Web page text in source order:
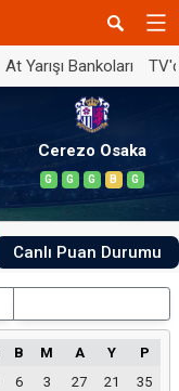
At Yarışı Bankoları
Cerezo Osaka
G G G B G
Canlı Puan Durumu
B M A Y
P
6 3 27 21
35